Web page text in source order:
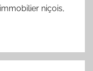
niçois,